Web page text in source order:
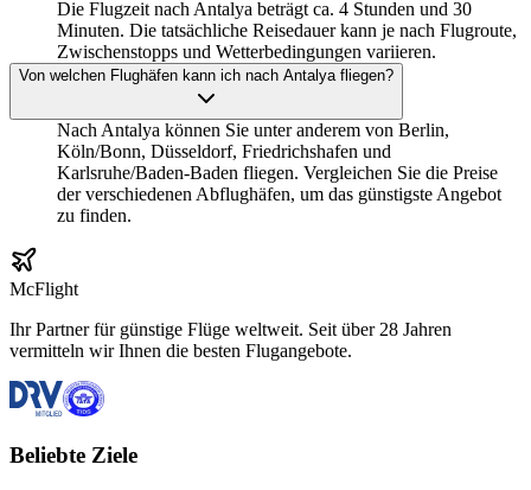
Die Flugzeit nach Antalya beträgt ca. 4 Stunden und 30
Minuten. Die tatsächliche Reisedauer kann je nach Flugroute,
Zwischenstopps und Wetterbedingungen variieren.
Von welchen Flughäfen kann ich nach Antalya fliegen?
Nach Antalya können Sie unter anderem von Berlin,
Köln/Bonn, Düsseldorf, Friedrichshafen und
Karlsruhe/Baden-Baden fliegen. Vergleichen Sie die Preise
der verschiedenen Abflughäfen, um das günstigste Angebot
zu finden.
McFlight
Ihr Partner für günstige Flüge weltweit. Seit über 28 Jahren
vermitteln wir Ihnen die besten Flugangebote.
Beliebte Ziele